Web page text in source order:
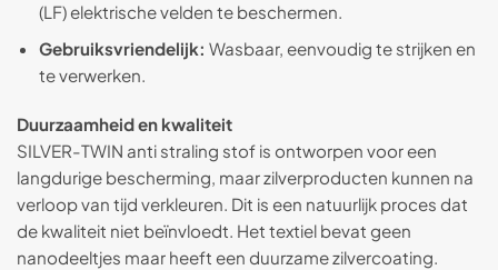
(LF) elektrische velden te beschermen.
Gebruiksvriendelijk: Wasbaar, eenvoudig te strijken en
te verwerken.
Duurzaamheid en kwaliteit
SILVER-TWIN anti straling stof is ontworpen voor een
langdurige bescherming, maar zilverproducten kunnen na
verloop van tijd verkleuren. Dit is een natuurlijk proces dat
de kwaliteit niet beïnvloedt. Het textiel bevat geen
nanodeeltjes maar heeft een duurzame zilvercoating.